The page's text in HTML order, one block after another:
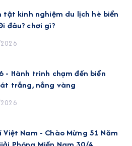
tật kinh nghiệm du lịch hè biển
đâu? chơi gì?
- Hành trình chạm đến biển
trắng, nắng vàng
Việt Nam - Chào Mừng 51 Năm